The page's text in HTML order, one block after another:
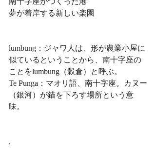
夢が着岸する新しい楽園
lumbung：ジャワ人は、形が農業小屋に
似ているということから、南十字座の
ことをlumbung（穀倉）と呼ぶ。
Te Punga：マオリ語、南十字座。カヌー
（銀河）が錨を下ろす場所という意
味。
.